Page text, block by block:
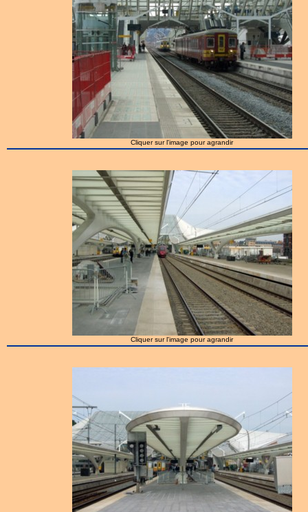
Cliquer sur l'image pour agrandir
Cliquer sur l'image pour agrandir